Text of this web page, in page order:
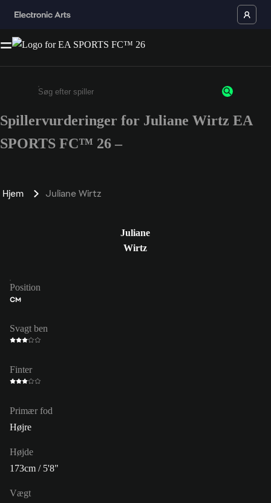
Enter a minimum of 3 characters or numbers
Spillervurderinger for Juliane Wirtz EA
SPORTS FC™ 26 –
Hjem Juliane Wirtz
Juliane
Wirtz
Position
CM
Svagt ben
Finter
Primær fod
Højre
Højde
173cm / 5'8"
Vægt